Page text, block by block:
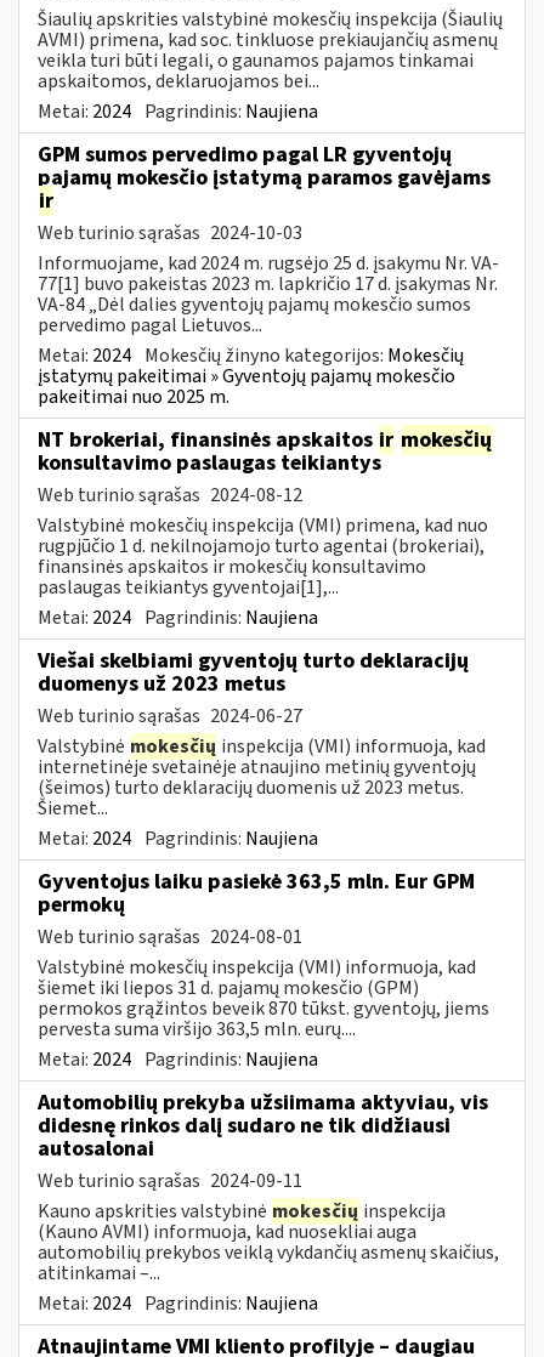
Šiaulių apskrities valstybinė mokesčių inspekcija (Šiaulių
AVMI) primena, kad soc. tinkluose prekiaujančių asmenų
veikla turi būti legali, o gaunamos pajamos tinkamai
apskaitomos, deklaruojamos bei...
Metai: 2024 Pagrindinis: Naujiena
GPM sumos pervedimo pagal LR gyventojų
pajamų mokesčio įstatymą paramos gavėjams
ir
Web turinio sąrašas 2024-10-03
Informuojame, kad 2024 m. rugsėjo 25 d. įsakymu Nr. VA-
77[1] buvo pakeistas 2023 m. lapkričio 17 d. įsakymas Nr.
VA-84 „Dėl dalies gyventojų pajamų mokesčio sumos
pervedimo pagal Lietuvos...
Metai: 2024 Mokesčių žinyno kategorijos: Mokesčių
įstatymų pakeitimai » Gyventojų pajamų mokesčio
pakeitimai nuo 2025 m.
NT brokeriai, finansinės apskaitos ir mokesčių
konsultavimo paslaugas teikiantys
Web turinio sąrašas 2024-08-12
Valstybinė mokesčių inspekcija (VMI) primena, kad nuo
rugpjūčio 1 d. nekilnojamojo turto agentai (brokeriai),
finansinės apskaitos ir mokesčių konsultavimo
paslaugas teikiantys gyventojai[1],...
Metai: 2024 Pagrindinis: Naujiena
Viešai skelbiami gyventojų turto deklaracijų
duomenys už 2023 metus
Web turinio sąrašas 2024-06-27
Valstybinė mokesčių inspekcija (VMI) informuoja, kad
internetinėje svetainėje atnaujino metinių gyventojų
(šeimos) turto deklaracijų duomenis už 2023 metus.
Šiemet...
Metai: 2024 Pagrindinis: Naujiena
Gyventojus laiku pasiekė 363,5 mln. Eur GPM
permokų
Web turinio sąrašas 2024-08-01
Valstybinė mokesčių inspekcija (VMI) informuoja, kad
šiemet iki liepos 31 d. pajamų mokesčio (GPM)
permokos grąžintos beveik 870 tūkst. gyventojų, jiems
pervesta suma viršijo 363,5 mln. eurų....
Metai: 2024 Pagrindinis: Naujiena
Automobilių prekyba užsiimama aktyviau, vis
didesnę rinkos dalį sudaro ne tik didžiausi
autosalonai
Web turinio sąrašas 2024-09-11
Kauno apskrities valstybinė mokesčių inspekcija
(Kauno AVMI) informuoja, kad nuosekliai auga
automobilių prekybos veiklą vykdančių asmenų skaičius,
atitinkamai –...
Metai: 2024 Pagrindinis: Naujiena
Atnaujintame VMI kliento profilyje – daugiau